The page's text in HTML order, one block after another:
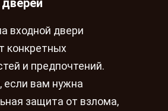
входной двери
конкретных
и предпочтений.
если вам нужна
защита от взлома,